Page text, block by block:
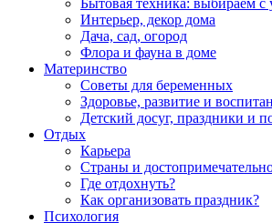
Бытовая техника: выбираем с
Интерьер, декор дома
Дача, сад, огород
Флора и фауна в доме
Материнство
Советы для беременных
Здоровье, развитие и
Детский досуг, праздники и
Отдых
Карьера
Страны и
Где отдохнуть?
Как организовать праздник?
Психология